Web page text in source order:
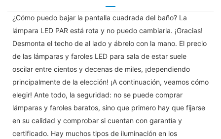
¿Cómo puedo bajar la pantalla cuadrada del baño? La
lámpara LED PAR está rota y no puedo cambiarla. ¡Gracias!
Desmonta el techo de al lado y ábrelo con la mano. El precio
de las lámparas y faroles LED para sala de estar suele
oscilar entre cientos y decenas de miles, ¡dependiendo
principalmente de la elección! ¡A continuación, veamos cómo
elegir! Ante todo, la seguridad: no se puede comprar
lámparas y faroles baratos, sino que primero hay que fijarse
en su calidad y comprobar si cuentan con garantía y
certificado. Hay muchos tipos de iluminación en los